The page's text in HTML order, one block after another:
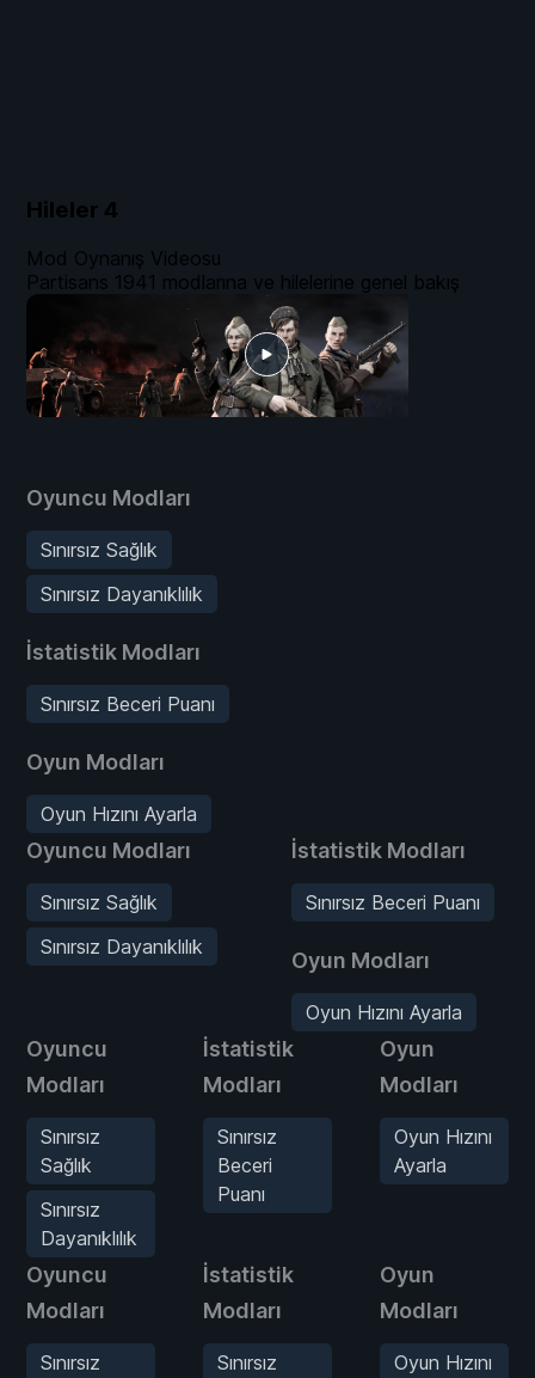
Hileler 4
Oyuncu Modları
Sınırsız Sağlık
Sınırsız Dayanıklılık
İstatistik Modları
Sınırsız Beceri Puanı
Oyun Modları
Oyun Hızını Ayarla
Oyuncu Modları
Sınırsız Sağlık
Sınırsız Dayanıklılık
İstatistik Modları
Sınırsız Beceri Puanı
Oyun Modları
Oyun Hızını Ayarla
Oyuncu
Modları
Sınırsız
Sağlık
Sınırsız
Dayanıklılık
İstatistik
Modları
Sınırsız
Beceri
Puanı
Oyun
Modları
Oyun Hızını
Ayarla
Oyuncu
Modları
Sınırsız
İstatistik
Modları
Sınırsız
Oyun
Modları
Oyun Hızını
Mod Oynanış Videosu
Partisans 1941 modlarına ve hilelerine genel bakış